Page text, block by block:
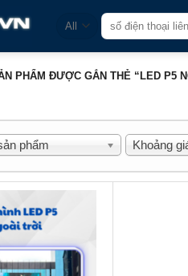
Tìm
kiếm:
PHẨM ĐƯỢC GẮN THẺ “LED P5
phẩm Khoảng